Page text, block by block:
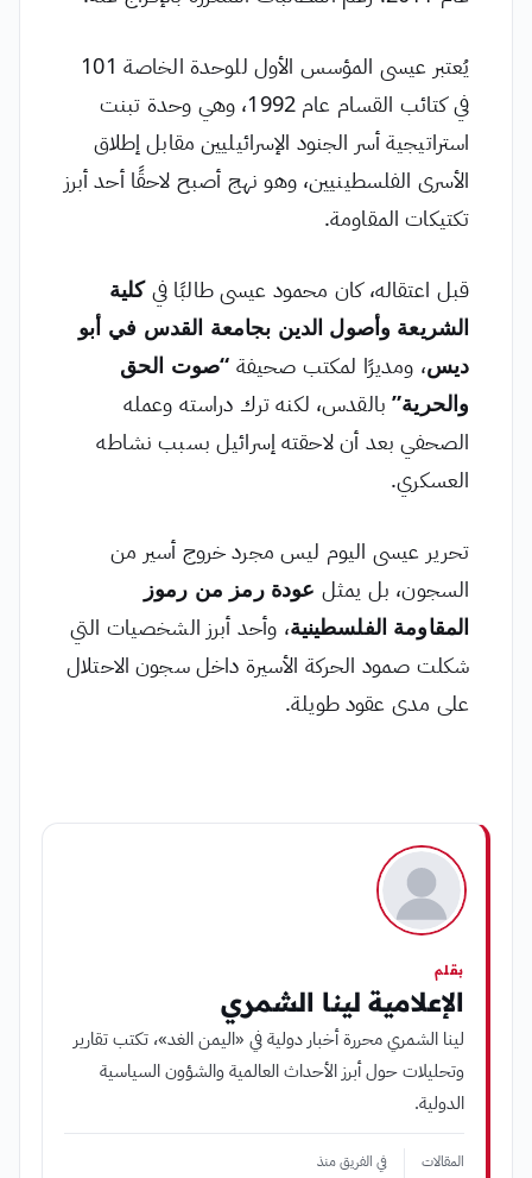
يُعتبر عيسى المؤسس الأول للوحدة الخاصة 101
في كتائب القسام عام 1992، وهي وحدة تبنت
استراتيجية أسر الجنود الإسرائيليين مقابل إطلاق
الأسرى الفلسطينيين، وهو نهج أصبح لاحقًا أحد أبرز
تكتيكات المقاومة.
قبل اعتقاله، كان محمود عيسى طالبًا فيكلية
الشريعة وأصول الدين بجامعة القدس في أبو
ديس، ومديرًا لمكتب صحيفة “صوت الحق
والحرية”بالقدس، لكنه ترك دراسته وعمله
الصحفي بعد أن لاحقته إسرائيل بسبب نشاطه
العسكري.
تحرير عيسى اليوم ليس مجرد خروج أسير من
السجون، بل يمثل عودة رمز من رموز
المقاومة الفلسطينية، وأحد أبرز الشخصيات التي
شكلت صمود الحركة الأسيرة داخل سجون الاحتلال
على مدى عقود طويلة.
بقلم
الإعلامية لينا الشمري
لينا الشمري محررة أخبار دولية في «اليمن الغد»، تكتب تقارير
وتحليلات حول أبرز الأحداث العالمية والشؤون السياسية
الدولية.
المقالات في الفريق منذ